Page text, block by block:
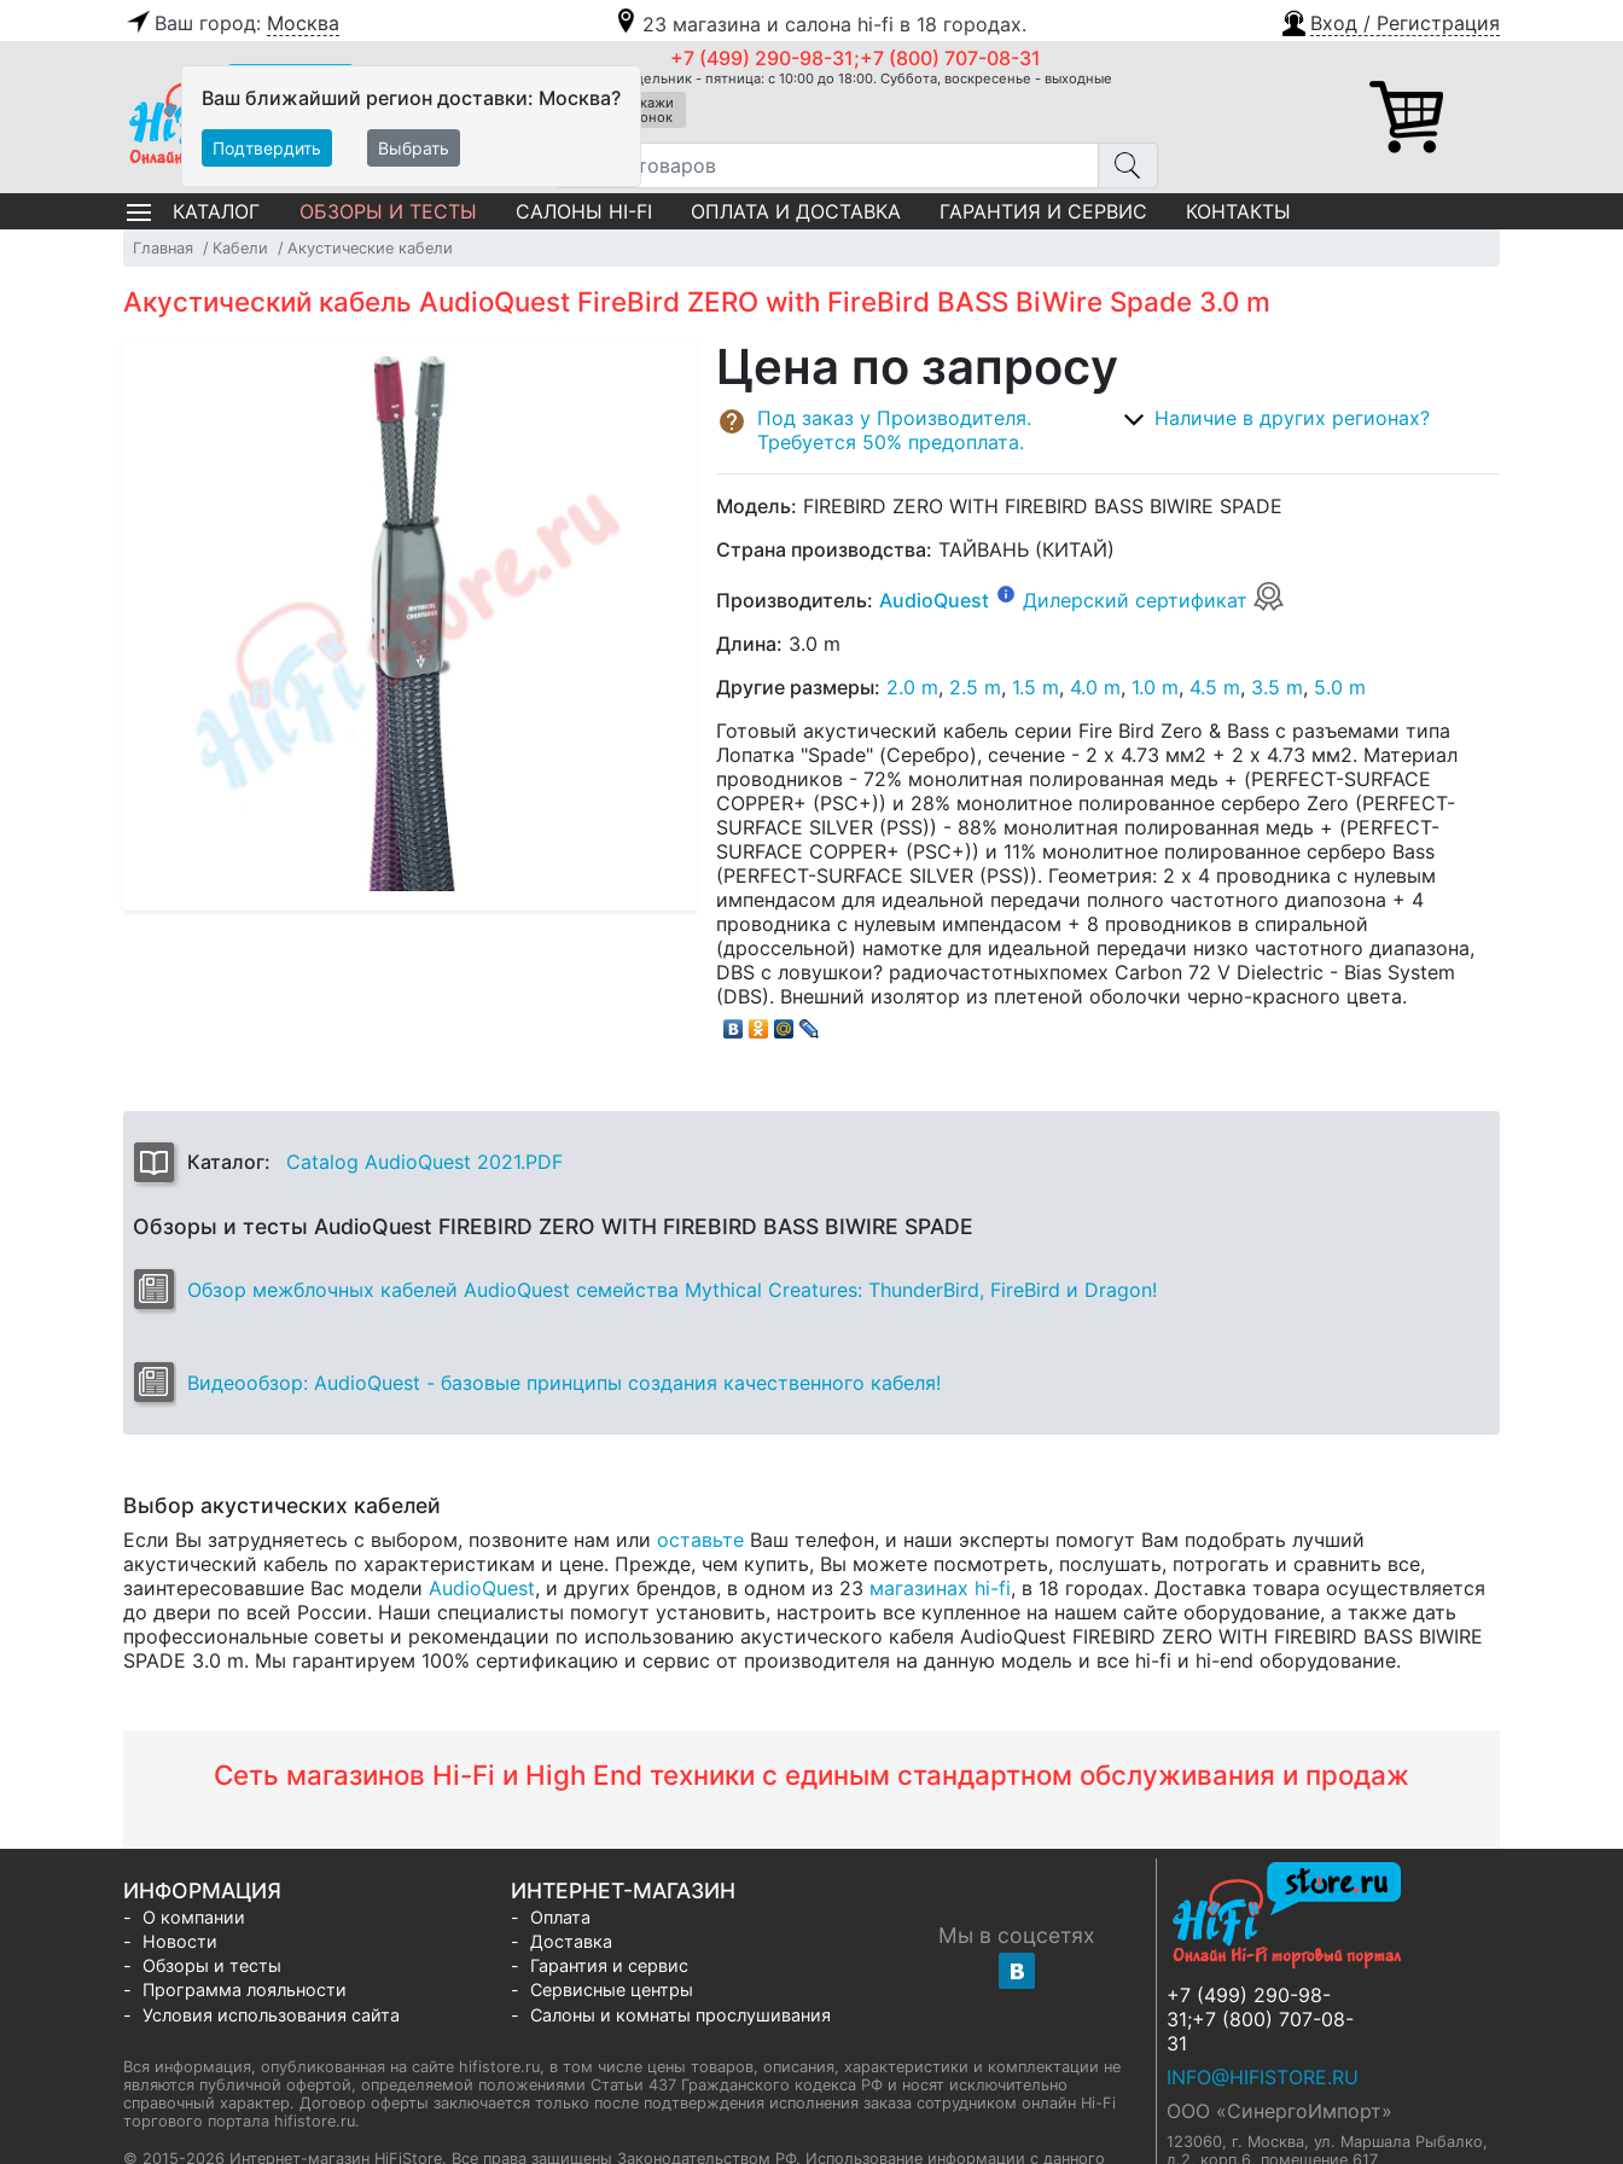
Ваш город: Москва 23 магазина и салона hi-fi в 18 городах. Вход / Регистрация
Ваш ближайший регион доставки: Москва?
Подтвердить Выбрать
+7 (499) 290-98-31;+7 (800) 707-08-31
Понедельник - пятница: с 10:00 до 18:00. Суббота, воскресенье - выходные
Закажи
звонок
КАТАЛОГ ОБЗОРЫ И ТЕСТЫ САЛОНЫ HI-FI ОПЛАТА И ДОСТАВКА ГАРАНТИЯ И СЕРВИС КОНТАКТЫ
Главная Кабели Акустические кабели
Акустический кабель AudioQuest FireBird ZERO with FireBird BASS BiWire Spade 3.0 m
Цена по запросу
Под заказ у Производителя.
Требуется 50% предоплата.
Наличие в других регионах?
Модель: FIREBIRD ZERO WITH FIREBIRD BASS BIWIRE SPADE
Страна производства: ТАЙВАНЬ (КИТАЙ)
Производитель: AudioQuest
Дилерский сертификат
Длина: 3.0 m
Другие размеры: 2.0 m, 2.5 m, 1.5 m, 4.0 m, 1.0 m, 4.5 m, 3.5 m, 5.0 m
Готовый акустический кабель серии Fire Bird Zero & Bass с разъемами типа
Лопатка "Spade" (Серебро), сечение - 2 x 4.73 мм2 + 2 x 4.73 мм2. Материал
проводников - 72% монолитная полированная медь + (PERFECT-SURFACE
COPPER+ (PSC+)) и 28% монолитное полированное серберо Zero (PERFECT-
SURFACE SILVER (PSS)) - 88% монолитная полированная медь + (PERFECT-
SURFACE COPPER+ (PSC+)) и 11% монолитное полированное серберо Bass
(PERFECT-SURFACE SILVER (PSS)). Геометрия: 2 х 4 проводника с нулевым
импендасом для идеальной передачи полного частотного диапозона + 4
проводника с нулевым импендасом + 8 проводников в спиральной
(дроссельной) намотке для идеальной передачи низко частотного диапазона,
DBS с ловушкои? радиочастотныхпомех Carbon 72 V Dielectric - Bias System
(DBS). Внешний изолятор из плетеной оболочки черно-красного цвета.
Каталог: Catalog AudioQuest 2021.PDF
Обзоры и тесты AudioQuest FIREBIRD ZERO WITH FIREBIRD BASS BIWIRE SPADE
Обзор межблочных кабелей AudioQuest семейства Mythical Creatures: ThunderBird, FireBird и Dragon!
Видеообзор: AudioQuest - базовые принципы создания качественного кабеля!
Выбор акустических кабелей
Если Вы затрудняетесь с выбором, позвоните нам или оставьте Ваш телефон, и наши эксперты помогут Вам подобрать лучший
акустический кабель по характеристикам и цене. Прежде, чем купить, Вы можете посмотреть, послушать, потрогать и сравнить все,
заинтересовавшие Вас модели AudioQuest, и других брендов, в одном из 23 магазинах hi-fi, в 18 городах. Доставка товара осуществляется
до двери по всей России. Наши специалисты помогут установить, настроить все купленное на нашем сайте оборудование, а также дать
профессиональные советы и рекомендации по использованию акустического кабеля AudioQuest FIREBIRD ZERO WITH FIREBIRD BASS BIWIRE
SPADE 3.0 m. Мы гарантируем 100% сертификацию и сервис от производителя на данную модель и все hi-fi и hi-end оборудование.
Сеть магазинов Hi-Fi и High End техники с единым стандартном обслуживания и продаж
+7 (499) 290-98-
31;+7 (800) 707-08-
31
INFO@HIFISTORE.RU
ООО «СинергоИмпорт»
123060, г. Москва ул. Маршала Рыбалко,
д.2, корп.6, помещение 617
ИНФОРМАЦИЯ
О компании
Новости
Обзоры и тесты
Программа лояльности
Условия использования сайта
ИНТЕРНЕТ-МАГАЗИН
Оплата
Доставка
Гарантия и сервис
Сервисные центры
Салоны и комнаты прослушивания
Мы в соцсетях
Вся информация, опубликованная на сайте hifistore.ru, в том числе цены товаров, описания, характеристики и комплектации не
являются публичной офертой, определяемой положениями Статьи 437 Гражданского кодекса РФ и носят исключительно
справочный характер. Договор оферты заключается только после подтверждения исполнения заказа сотрудником онлайн Hi-Fi
торгового портала hifistore.ru.
© 2015-2026 Интернет-магазин HiFiStore. Все права защищены Законодательством РФ. Использование информации с данного